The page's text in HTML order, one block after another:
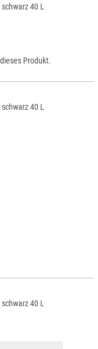
40 L
Produkt.
40 L
40 L